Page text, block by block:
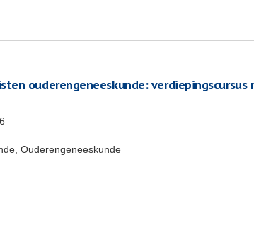
ouderengeneeskunde:
Ouderengeneeskunde